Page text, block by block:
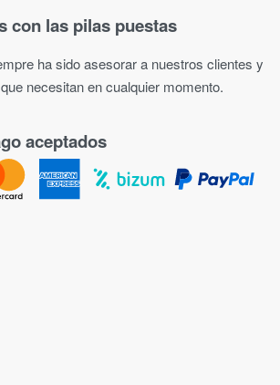
con las pilas puestas
ha sido asesorar a nuestros clientes y
necesitan en cualquier momento.
aceptados